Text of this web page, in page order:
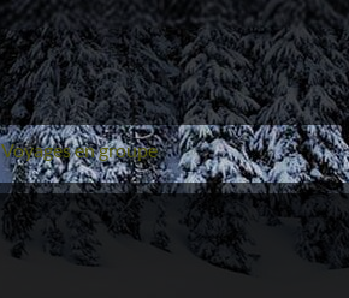
Voyages en groupe